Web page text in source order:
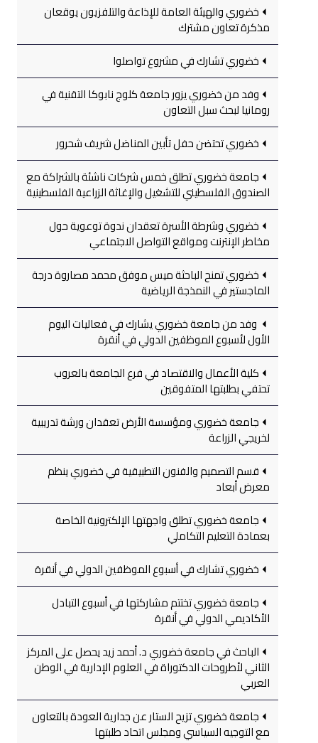
خضوري والهيئة العامة للإذاعة والتلفزيون يوقعان
مذكرة تعاون مشترك
خضوري تشارك في مشروع تواصلوا
وفد من خضوري يزور جامعة كلوج نابوكا التقنية في
رومانيا لبحث سبل التعاون
خضوري تحتضن حفل تأبين المناضل شريف شحرور
جامعة خضوري تطلق خمس شركات ناشئة بالشراكة مع
الصندوق الفلسطيني للتشغيل والإغاثة الزراعية الفلسطينية
خضوري وشرطة الأسرة تعقدان ندوة توعوية حول
مخاطر الإنترنت ومواقع التواصل الاجتماعي
خضوري تمنح الباحثة ميس موفق محمد مصاروة درجة
الماجستير في النمذجة الرياضية
وفد من جامعة خضوري يشارك في فعاليات اليوم
الأول لأسبوع الموظفين الدولي في أنقرة
كلية الأعمال والاقتصاد في فرع الجامعة بالعروب
تحتفي بطلبتها المتفوقين
جامعة خضوري ومؤسسة الأرض تعقدان ورشة تدريبية
لخريجي الزراعة
قسم التصميم والفنون التطبيقية في خضوري ينظم
معرض أبعاد
جامعة خضوري تطلق واجهتها الإلكترونية الخاصة
بعمادة التعليم التكاملي
خضوري تشارك في أسبوع الموظفين الدولي في أنقرة
جامعة خضوري تختتم مشاركتها في أسبوع التبادل
الأكاديمي الدولي في أنقرة
الباحث في جامعة خضوري د. أحمد زيد يحصل على المركز
الثاني لأطروحات الدكتوراة في العلوم الإدارية في الوطن
العربي
جامعة خضوري تزيح الستار عن جدارية العودة بالتعاون
مع التوجيه السياسي ومجلس اتحاد طلبتها